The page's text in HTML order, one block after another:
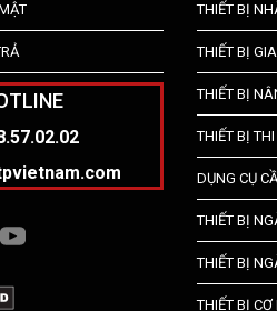
THIẾT BỊ
THIẾT BỊ
THIẾT BỊ
THIẾT BỊ
DỤNG CỤ
THIẾT BỊ
THIẾT BỊ
THIẾT BỊ